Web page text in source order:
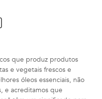
que produz produtos
e vegetais frescos e
óleos essenciais, não
e acreditamos que